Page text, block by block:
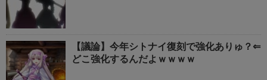
【議論】今年シトナイ復刻で強化ありゅ？⇐
どこ強化するんだよｗｗｗｗ